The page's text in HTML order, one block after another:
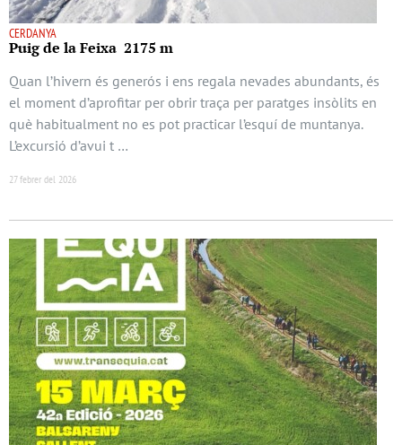
CERDANYA
Puig de la Feixa 2175 m
Quan l’hivern és generós i ens regala nevades abundants, és
el moment d’aprofitar per obrir traça per paratges insòlits en
què habitualment no es pot practicar l’esquí de muntanya.
L’excursió d’avui t …
27 febrer del 2026